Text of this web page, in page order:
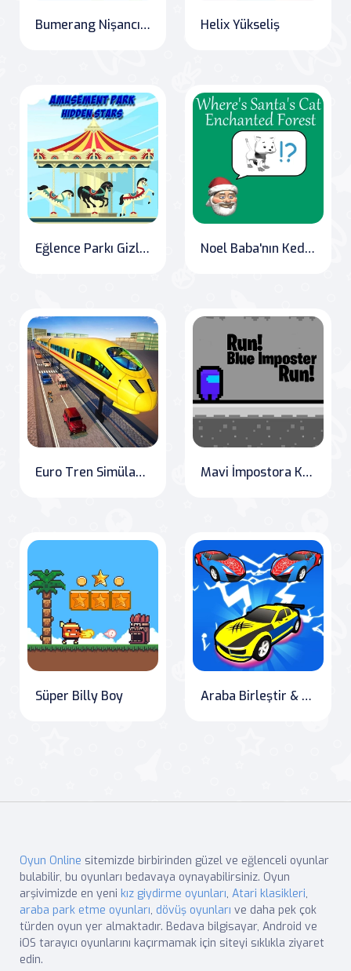
Bumerang Nişancı 3D Helix Yükseliş
Eğlence Parkı Gizli Yıldızları Noel Baba'nın Kedisi Büyülü Ormanda Nerede?
Euro Tren Simülatörü Oyunu 3D Mavi İmpostora Kaçış Koşusu
Süper Billy Boy Araba Birleştir & Savaş
Oyun Online sitemizde birbirinden güzel ve eğlenceli oyunlar
bulabilir, bu oyunları bedavaya oynayabilirsiniz. Oyun
arşivimizde en yeni kız giydirme oyunları, Atari klasikleri,
araba park etme oyunları, dövüş oyunları ve daha pek çok
türden oyun yer almaktadır. Bedava bilgisayar, Android ve
iOS tarayıcı oyunlarını kaçırmamak için siteyi sıklıkla ziyaret
edin.